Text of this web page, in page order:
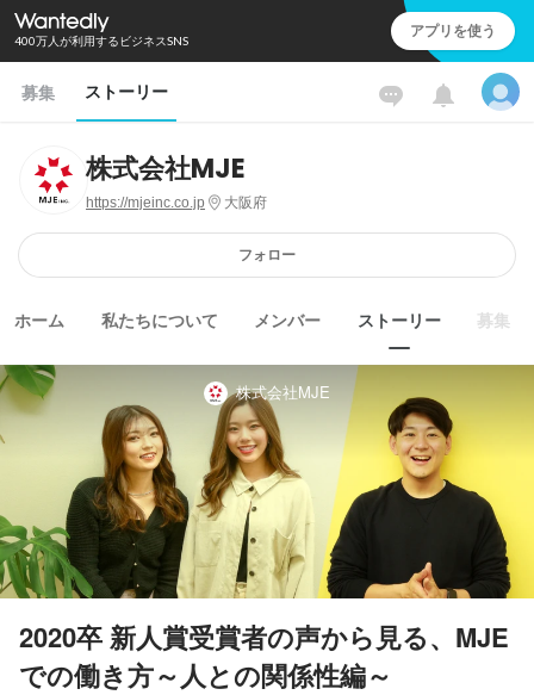
400万人が利用するビジネスSNS アプリを使う
募集 ストーリー
株式会社MJE
https://mjeinc.co.jp 大阪府
フォロー
ホーム 私たちについて メンバー ストーリー 募集
株式会社MJE
2020卒 新人賞受賞者の声から見る、MJE
での働き方～人との関係性編～